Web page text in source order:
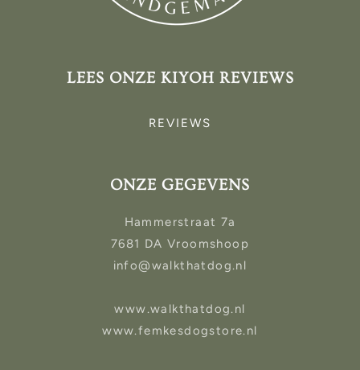
LEES ONZE KIYOH REVIEWS
REVIEWS
ONZE GEGEVENS
Hammerstraat 7a
7681 DA Vroomshoop
info@walkthatdog.nl
www.walkthatdog.nl
www.femkesdogstore.nl